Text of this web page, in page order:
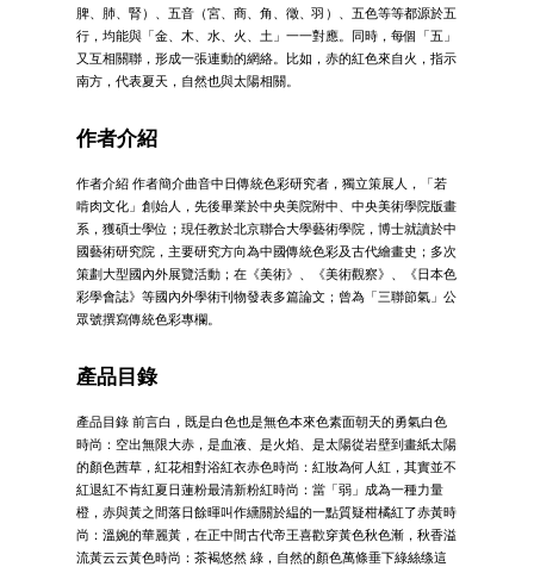
脾、肺、腎）、五音（宮、商、角、徵、羽）、五色等等都源於五
行，均能與「金、木、水、火、土」一一對應。同時，每個「五」
又互相關聯，形成一張連動的網絡。比如，赤的紅色來自火，指示
南方，代表夏天，自然也與太陽相關。
作者介紹
作者介紹 作者簡介曲音中日傳統色彩研究者，獨立策展人，「若
啃肉文化」創始人，先後畢業於中央美院附中、中央美術學院版畫
系，獲碩士學位；現任教於北京聯合大學藝術學院，博士就讀於中
國藝術研究院，主要研究方向為中國傳統色彩及古代繪畫史；多次
策劃大型國內外展覽活動；在《美術》、《美術觀察》、《日本色
彩學會誌》等國內外學術刊物發表多篇論文；曾為「三聯節氣」公
眾號撰寫傳統色彩專欄。
產品目錄
產品目錄 前言白，既是白色也是無色本來色素面朝天的勇氣白色
時尚：空出無限大赤，是血液、是火焰、是太陽從岩壁到畫紙太陽
的顏色茜草，紅花相對浴紅衣赤色時尚：紅妝為何人紅，其實並不
紅退紅不肯紅夏日蓮粉最清新粉紅時尚：當「弱」成為一種力量
橙，赤與黃之間落日餘暉叫作纁關於緼的一點質疑柑橘紅了赤黃時
尚：溫婉的華麗黃，在正中間古代帝王喜歡穿黃色秋色漸，秋香溢
流黃云云黃色時尚：茶褐悠然 綠，自然的顏色萬條垂下綠絲绦這